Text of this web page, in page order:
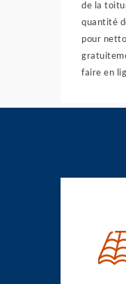
de la
quantité
pour
faire en